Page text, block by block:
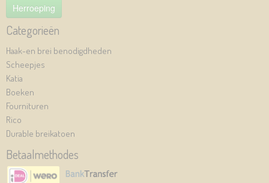
Herroeping
Categorieën
Haak-en brei benodigdheden
Scheepjes
Katia
Boeken
Fournituren
Rico
Durable breikatoen
Betaalmethodes